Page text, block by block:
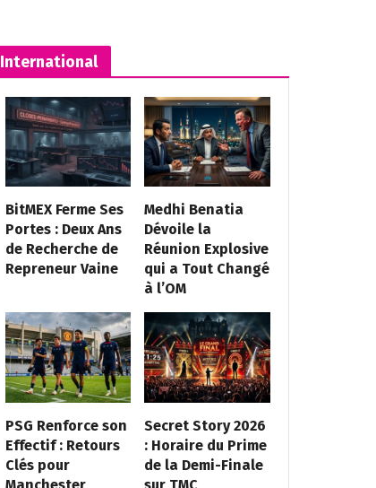
International
BitMEX Ferme Ses
Portes : Deux Ans
de Recherche de
Repreneur Vaine
Medhi Benatia
Dévoile la
Réunion Explosive
qui a Tout Changé
à l’OM
PSG Renforce son
Effectif : Retours
Clés pour
Secret Story 2026
: Horaire du Prime
de la Demi-Finale